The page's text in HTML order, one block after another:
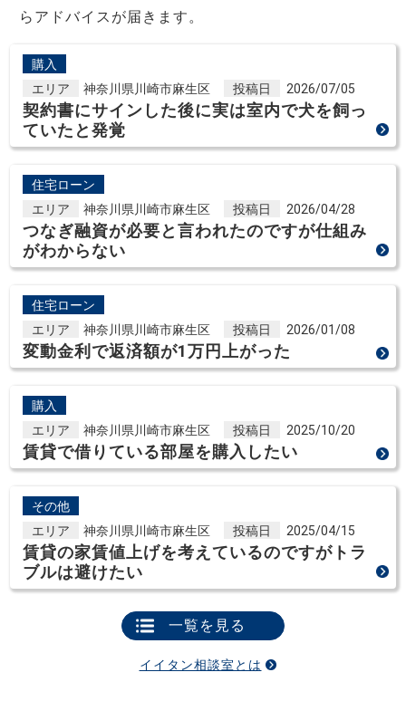
らアドバイスが届きます。
購入
エリア
神奈川県川崎市麻生区 投稿日 2026/07/05
契約書にサインした後に実は室内で犬を飼っ
ていたと発覚
住宅ローン
エリア
神奈川県川崎市麻生区 投稿日 2026/04/28
つなぎ融資が必要と言われたのですが仕組み
がわからない
住宅ローン
エリア
神奈川県川崎市麻生区 投稿日 2026/01/08
変動金利で返済額が1万円上がった
購入
エリア
神奈川県川崎市麻生区 投稿日 2025/10/20
賃貸で借りている部屋を購入したい
その他
エリア
神奈川県川崎市麻生区 投稿日 2025/04/15
賃貸の家賃値上げを考えているのですがトラ
ブルは避けたい
一覧を見る
イイタン相談室とは